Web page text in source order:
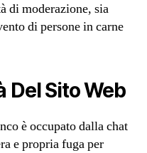
di moderazione, sia
di persone in carne
Del Sito Web
è occupato dalla chat
e propria fuga per